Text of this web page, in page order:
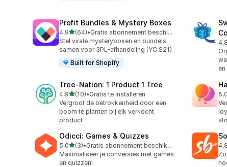
Profit Bundles & Mystery Boxes
4,9van 5 sterren
(64)
64 recensies in totaal
•
Gratis abonnement beschikbaar
Stel virale mysteryboxen en bundels
samen voor 3PL-afhandeling (YC S21)
Built for Shopify
4,8
9
en
Tree‑Nation: 1 Product 1 Tree
4,9van 5 sterren
(10)
10 recensies in totaal
•Gratis te installeren
Vergroot de betrokkenheid door een
boom te planten bij elk verkocht
product
5,0
Odicci: Games & Quizzes
5,0van 5 sterren
(3)
3 recensies in totaal
•
Gratis abonnement beschikbaar
Maximaliseer je conversies met games
en quizzen!
4,8
58